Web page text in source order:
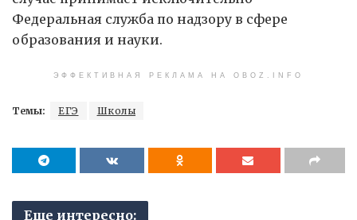
Федеральная служба по надзору в сфере
образования и науки.
ЭФФЕКТИВНАЯ РЕКЛАМА НА OBOZ.INFO
Темы: ЕГЭ Школы
Еще интересно: